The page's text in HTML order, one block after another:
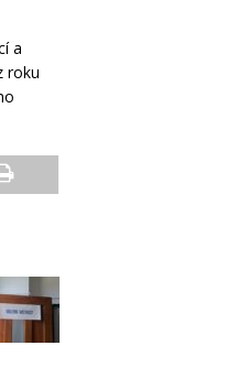
a
roku